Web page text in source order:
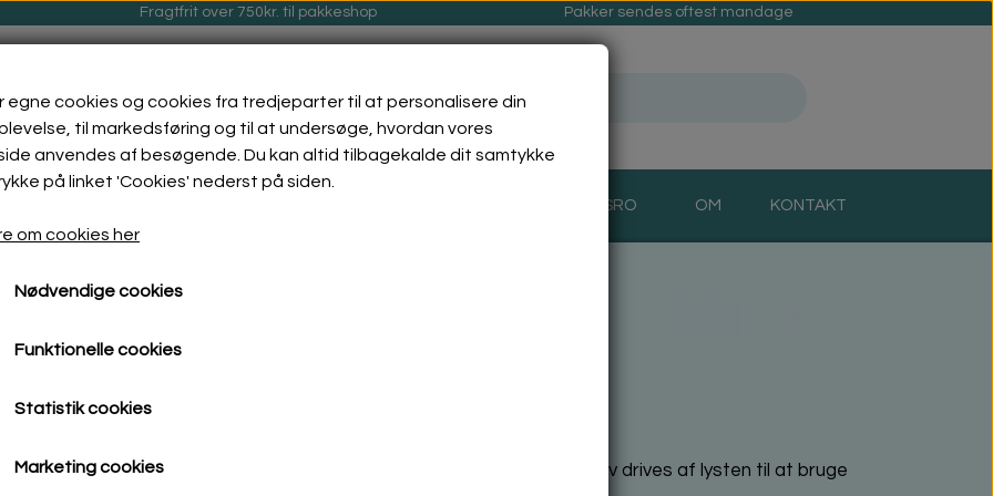
Fragtfrit over 750kr. til pakkeshop Pakker sendes oftest mandage
MAD- OG SINDSRO OM KONTAKT
af alverdens papirtyper og farver.
blade og lignende. Min higen efter at finde det helt specielle motiv drives af lysten til at bruge
egne cookies og cookies fra tredjeparter til at personalisere din
til markedsføring og til at undersøge, hvordan vores
anvendes af besøgende. Du kan altid tilbagekalde dit samtykke
på linket 'Cookies' nederst på siden.
om cookies her
Nødvendige cookies
Funktionelle cookies
Statistik cookies
Marketing cookies